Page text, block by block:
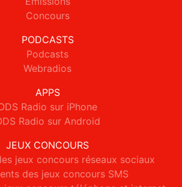
Concours
PODCASTS
Podcasts
Webradios
APPS
Radio sur iPhone
Radio sur Android
JEUX CONCOURS
jeux concours réseaux sociaux
des jeux concours SMS